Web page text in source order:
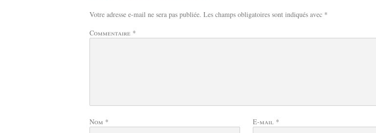
Votre adresse e-mail ne sera pas publiée. Les champs obligatoires sont indiqués avec *
Commentaire *
Nom * E-mail *